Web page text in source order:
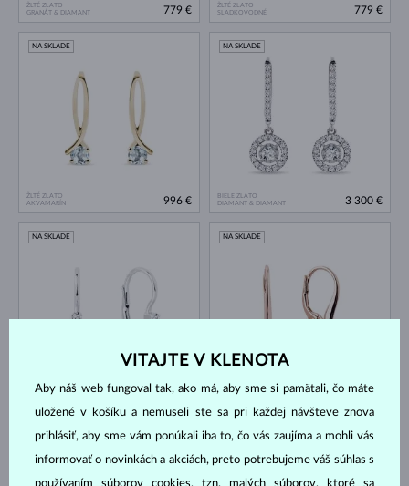
ŽLTÉ ZLATO
GRANÁT & DIAMANT
779 €
ŽLTÉ ZLATO
SLADKOVODNÉ
779 €
ŽLTÉ ZLATO
AKVAMARÍN
NA SKLADE
996 €
BIELE ZLATO
DIAMANT & DIAMANT
NA SKLADE
3 300 €
BIELE ZLATO
AKVAMARÍN & DIAMANT
NA SKLADE
822 €
RUŽOVÉ ZLATO
DIAMANT
NA SKLADE
1 561 €
VITAJTE V KLENOTA
Aby náš web fungoval tak, ako má, aby sme si pamätali, čo máte
uložené v košíku a nemuseli ste sa pri každej návšteve znova
prihlásiť, aby sme vám ponúkali iba to, čo vás zaujíma a mohli vás
informovať o novinkách a akciách, preto potrebujeme váš súhlas s
používaním súborov cookies, tzn. malých súborov, ktoré sa